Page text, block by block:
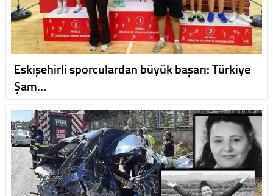
Eskişehirli sporculardan büyük başarı: Türkiye
Şam…